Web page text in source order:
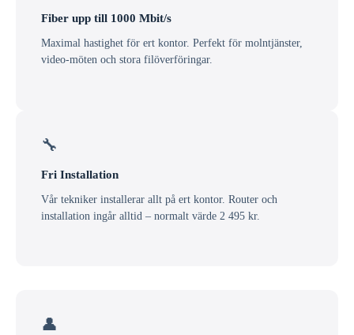
Fiber upp till 1000 Mbit/s
Maximal hastighet för ert kontor. Perfekt för molntjänster,
video-möten och stora filöverföringar.
🔧
Fri Installation
Vår tekniker installerar allt på ert kontor. Router och
installation ingår alltid – normalt värde 2 495 kr.
👤